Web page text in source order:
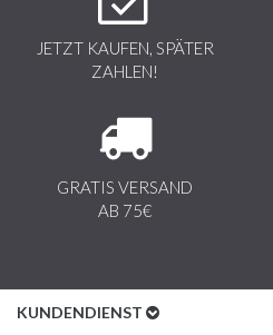
JETZT KAUFEN, SPÄTER
ZAHLEN!
GRATIS VERSAND
AB 75€
KUNDENDIENST